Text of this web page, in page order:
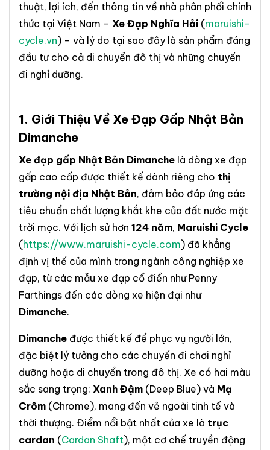
thuật, lợi ích, đến thông tin về nhà phân phối chính
thức tại Việt Nam – Xe Đạp Nghĩa Hải (maruishi-
cycle.vn) – và lý do tại sao đây là sản phẩm đáng
đầu tư cho cả di chuyển đô thị và những chuyến
đi nghỉ dưỡng.
1. Giới Thiệu Về Xe Đạp Gấp Nhật Bản
Dimanche
Xe đạp gấp Nhật Bản Dimanche là dòng xe đạp
gấp cao cấp được thiết kế dành riêng cho thị
trường nội địa Nhật Bản, đảm bảo đáp ứng các
tiêu chuẩn chất lượng khắt khe của đất nước mặt
trời mọc. Với lịch sử hơn 124 năm, Maruishi Cycle
(https://www.maruishi-cycle.com) đã khẳng
định vị thế của mình trong ngành công nghiệp xe
đạp, từ các mẫu xe đạp cổ điển như Penny
Farthings đến các dòng xe hiện đại như
Dimanche.
Dimanche được thiết kế để phục vụ người lớn,
đặc biệt lý tưởng cho các chuyến đi chơi nghỉ
dưỡng hoặc di chuyển trong đô thị. Xe có hai màu
sắc sang trọng: Xanh Đậm (Deep Blue) và Mạ
Crôm (Chrome), mang đến vẻ ngoài tinh tế và
thời thượng. Điểm nổi bật nhất của xe là trục
cardan (Cardan Shaft), một cơ chế truyền động